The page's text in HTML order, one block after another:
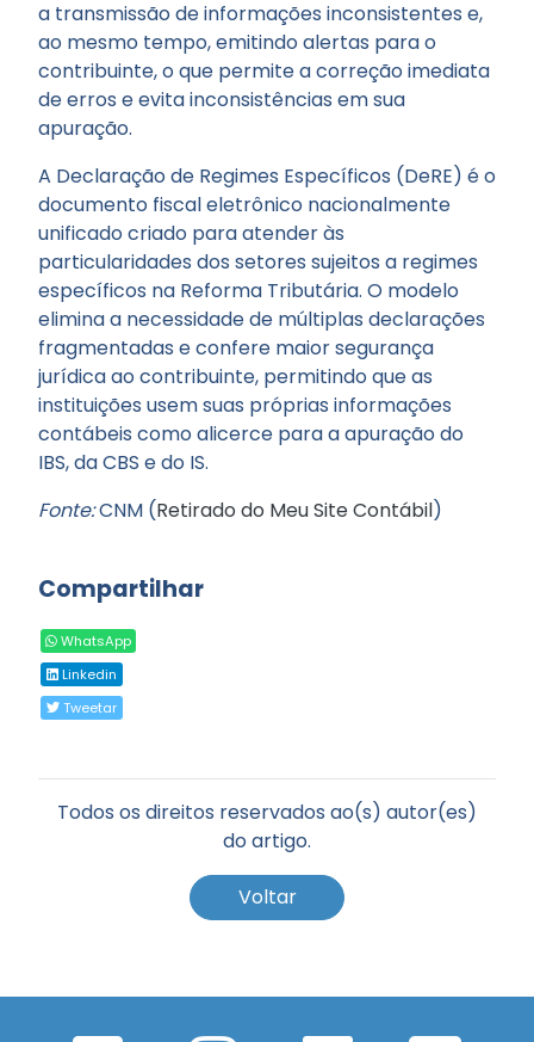
a transmissão de informações inconsistentes e,
ao mesmo tempo, emitindo alertas para o
contribuinte, o que permite a correção imediata
de erros e evita inconsistências em sua
apuração.
A Declaração de Regimes Específicos (DeRE) é o
documento fiscal eletrônico nacionalmente
unificado criado para atender às
particularidades dos setores sujeitos a regimes
específicos na Reforma Tributária. O modelo
elimina a necessidade de múltiplas declarações
fragmentadas e confere maior segurança
jurídica ao contribuinte, permitindo que as
instituições usem suas próprias informações
contábeis como alicerce para a apuração do
IBS, da CBS e do IS.
Fonte:CNM (Retirado do Meu Site Contábil)
Compartilhar
WhatsApp
Linkedin
Tweetar
Todos os direitos reservados ao(s) autor(es)
do artigo.
Voltar